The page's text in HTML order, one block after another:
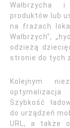
Wałbrzycha
produktów lub
na frazach
Wałbrzych”,
odzieżą
stronie do tych
Kolejnym
Szybkość
do urządzeń
URL, a także